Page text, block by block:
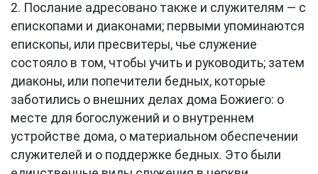
2. Послание адресовано также и служителям — с
епископами и диаконами; первыми упоминаются
епископы, или пресвитеры, чье служение
состояло в том, чтобы учить и руководить; затем
диаконы, или попечители бедных, которые
заботились о внешних делах дома Божиего: о
месте для богослужений и о внутреннем
устройстве дома, о материальном обеспечении
служителей и о поддержке бедных. Это были